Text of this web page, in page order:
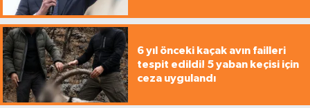
6 yıl önceki kaçak avın failleri
tespit edildi! 5 yaban keçisi için
ceza uygulandı